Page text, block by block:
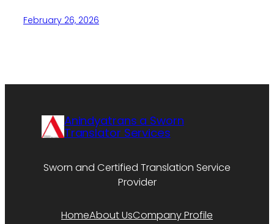
February 26, 2026
Anindyatrans a Sworn
Translator Services
Sworn and Certified Translation Service
Provider
HomeAbout UsCompany Profile